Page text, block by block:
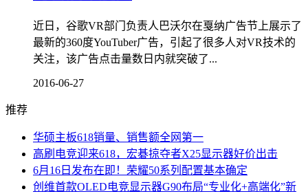
近日，谷歌VR部门负责人巴沃尔在戛纳广告节上展示了
最新的360度YouTuber广告，引起了很多人对VR技术的
关注，该广告点击量数日内就突破了...
2016-06-27
推荐
华硕主板618销量、销售额全网第一
高刷电竞迎来618，宏碁掠夺者X25显示器好价出击
6月16日发布在即！荣耀50系列配置基本确定
创维首款OLED电竞显示器G90布局“专业化+高端化”新